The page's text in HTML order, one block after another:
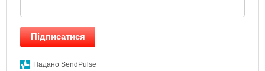
Підписатися
Надано SendPulse